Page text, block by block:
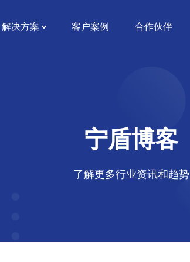
解决方案 客户案例 合作伙伴
宁盾博客
了解更多行业资讯和趋势